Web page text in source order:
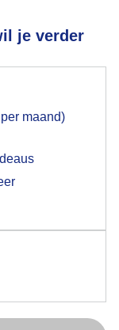
je verder
maand)
voor het
gegeven,
waarin